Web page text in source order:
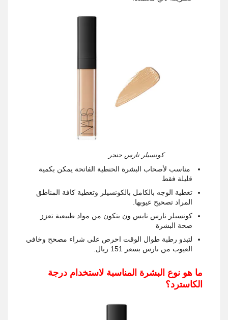
كونسيلر نارس جنجر
مناسب لأصحاب البشرة الحنطية الفاتحة يمكن بكمية
قليلة فقط
تغطية الوجه بالكامل بالكونسيلر وتغطية كافة المناطق
المراد تصحيح عيوبها.
كونسيلر نارس نايس ون يتكون من مواد طبيعية تعزز
صحة البشرة
لتبدو رطبة طوال الوقت احرص على شراء مصحح وخافي
العيوب من نارس بسعر 151 ريال.
ما هو نوع البشرة المناسبة لاستخدام درجة
الكاسترد؟